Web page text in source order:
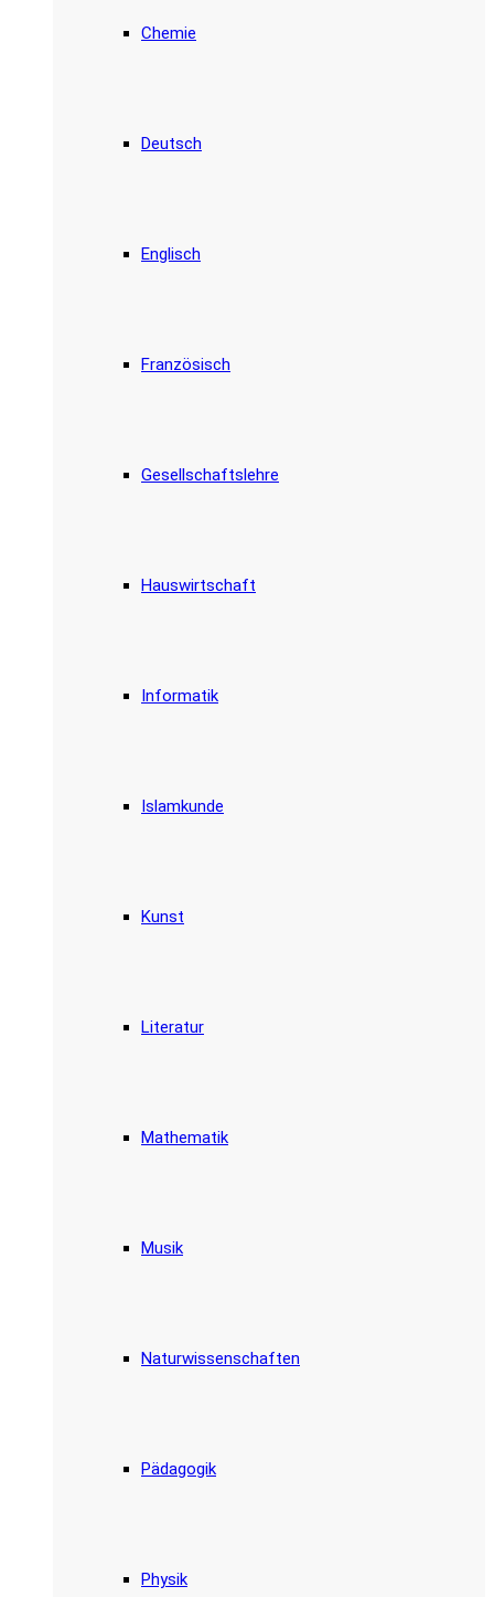
Chemie
Deutsch
Englisch
Französisch
Gesellschaftslehre
Hauswirtschaft
Informatik
Islamkunde
Kunst
Literatur
Mathematik
Musik
Naturwissenschaften
Pädagogik
Physik